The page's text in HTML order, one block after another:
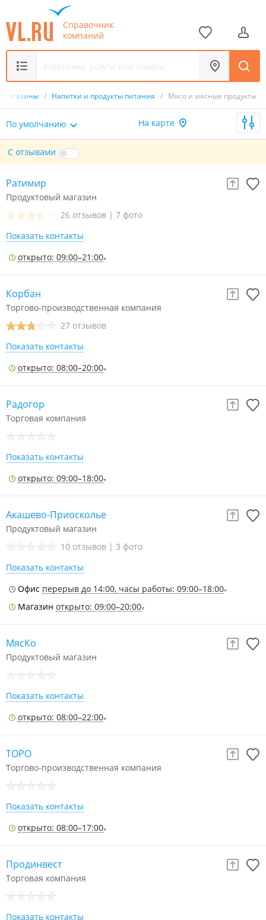
Справочник
компаний
Магазины / Напитки и продукты питания / Мясо и мясные продукты
По умолчанию На карте
С отзывами
Ратимир
Продуктовый магазин
26 отзывов | 7 фото
Показать контакты
открыто: 09:00–21:00
Корбан
Торгово-производственная компания
27 отзывов
Показать контакты
открыто: 08:00–20:00
Радогор
Торговая компания
Показать контакты
открыто: 09:00–18:00
Акашево-Приосколье
Продуктовый магазин
10 отзывов | 3 фото
Показать контакты
Офис перерыв до 14:00, часы работы: 09:00–18:00
Магазин открыто: 09:00–20:00
МясКо
Продуктовый магазин
Показать контакты
открыто: 08:00–22:00
ТОРО
Торгово-производственная компания
Показать контакты
открыто: 08:00–17:00
Продинвест
Торговая компания
Показать контакты